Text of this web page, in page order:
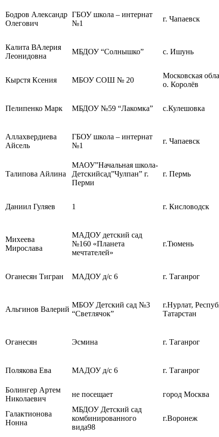
Бодров Александр
Олегович
ГБОУ школа – интернат
№1
г. Чапаевск
Калита ВАлерия
Леонидовна
МБДОУ “Солнышко” с. Ишунь
Кырстя Ксения МБОУ СОШ № 20
Московская
о. Королёв
Пелипенко Марк МБДОУ №59 “Лакомка” с.Кулешовка
Аллахвердиева
Айсель
ГБОУ школа – интернат
№1
г. Чапаевск
Талипова Айлина
МАОУ”Начальная школа-
Детскийсад”Чулпан” г.
Перми
г. Пермь
Даниил Гуляев 1 г. Кисловодск
Михеева
Мирослава
МАДОУ детский сад
№160 «Планета
мечтателей»
г.Тюмень
Оганесян Тигран МАДОУ д/с 6 г. Таганрог
Альгинов Валерий
МБОУ Детский сад №3
“Светлячок”
г.Нурлат,
Татарстан
Оганесян Эсмина г. Таганрог
Полякова Ева МАДОУ д/с 6 г. Таганрог
Болингер Артем
Николаевич
не посещает город Москва
Галактионова
Нонна
МБДОУ Детский сад
комбинированного
вида98
г.Воронеж